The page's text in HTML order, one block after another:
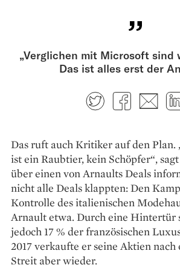
„Verglichen mit Microsoft sind
Das ist alles erst der
Twitter E-
Das ruft auch Kritiker auf den Plan.
ist ein Raubtier, kein Schöpfer“,
über einen von Arnaults Deals
nicht alle Deals klappten: Den
Kontrolle des italienischen
Arnault etwa. Durch eine Hintertür
jedoch 17 % der französischen
2017 verkaufte er seine Aktien nach
Streit aber ­wieder.